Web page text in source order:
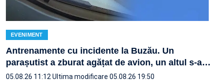
EVENIMENT
Antrenamente cu incidente la Buzău. Un
parașutist a zburat agățat de avion, un altul s-a…
05.08.26 11:12 Ultima modificare 05.08.26 19:50